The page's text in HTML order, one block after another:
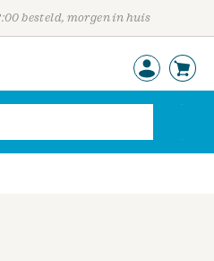
besteld, morgen in huis